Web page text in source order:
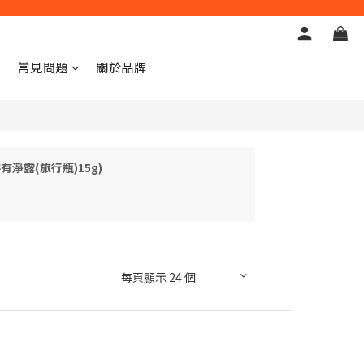
常見問題 關於品牌
淨露(旅行瓶)15g)
每頁顯示 24 個